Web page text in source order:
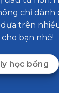
chỉ dành
dựa trên
cho bạn nhé!
học bổng